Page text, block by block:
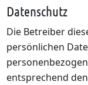
Datenschutz
Die Betreiber
persönlichen
entsprechend